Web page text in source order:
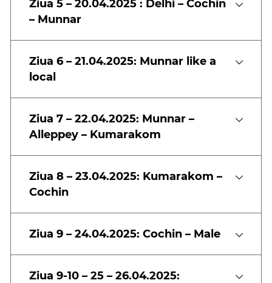
Ziua 5 – 20.04.2025 : Delhi – Cochin
– Munnar
Ziua 6 – 21.04.2025: Munnar like a
local
Ziua 7 – 22.04.2025: Munnar –
Alleppey – Kumarakom
Ziua 8 – 23.04.2025: Kumarakom –
Cochin
Ziua 9 – 24.04.2025: Cochin – Male
Ziua 9-10 – 25 – 26.04.2025: